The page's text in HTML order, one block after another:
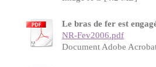
Le bras de fer est
NR-Fev2006.pdf
Document Adobe